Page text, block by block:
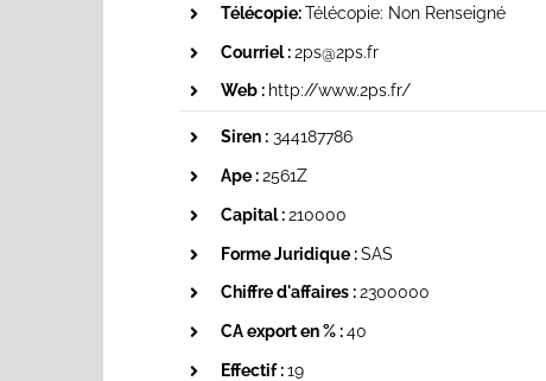
Télécopie:Télécopie: Non Renseigné
Courriel :2ps@2ps.fr
Web : http://www.2ps.fr/
Siren :344187786
Ape :2561Z
Capital :210000
Forme Juridique :SAS
Chiffre d'affaires :2300000
CA export en % :40
Effectif :19